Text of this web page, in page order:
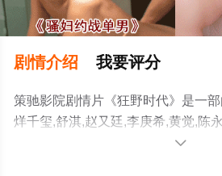
剧情介绍 我要评分
策驰影院剧情片《狂野时代》是一
烊千玺,舒淇,赵又廷,李庚希,黄觉,陈
美慧孜,闫楠等演员精彩演绎的中国
